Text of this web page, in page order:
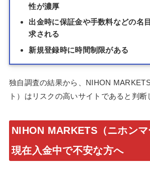
性が濃厚
出金時に保証金や手数料などの名
求される
新規登録時に時間制限がある
独自調査の結果から、NIHON
ト）はリスクの高いサイトであると判断
NIHON MARKETS（ニホン
現在入金中で不安な方へ